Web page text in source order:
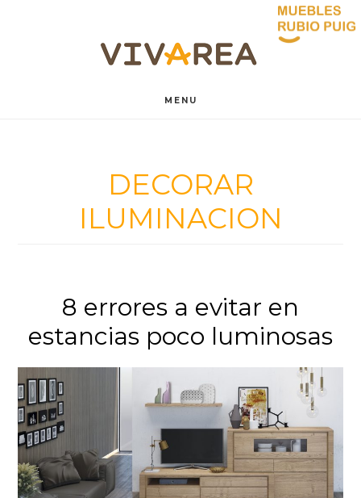
MENU
DECORAR
ILUMINACION
8 errores a evitar en
estancias poco luminosas